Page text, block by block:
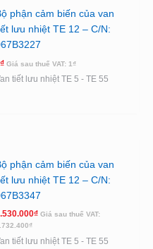
phận cảm biến của van
lưu nhiệt TE 12 – C/N:
₫ Giá sau thuế VAT: 1₫
tiết lưu nhiệt TE 5 - TE 55
phận cảm biến của van
lưu nhiệt TE 12 – C/N:
₫ Giá sau thuế VAT:
₫
tiết lưu nhiệt TE 5 - TE 55